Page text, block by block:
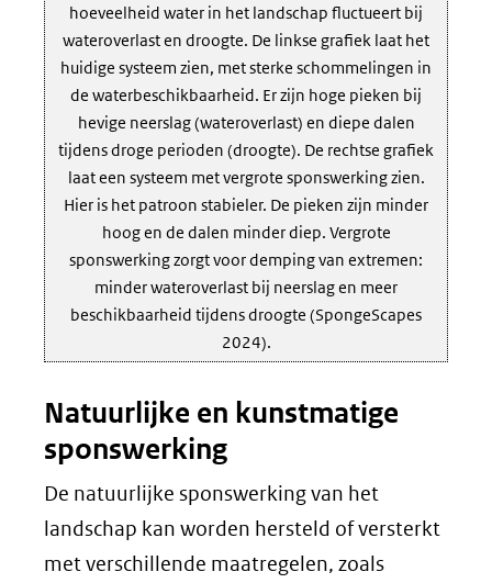
hoeveelheid water in het landschap fluctueert bij
wateroverlast en droogte. De linkse grafiek laat het
huidige systeem zien, met sterke schommelingen in
de waterbeschikbaarheid. Er zijn hoge pieken bij
hevige neerslag (wateroverlast) en diepe dalen
tijdens droge perioden (droogte). De rechtse grafiek
laat een systeem met vergrote sponswerking zien.
Hier is het patroon stabieler. De pieken zijn minder
hoog en de dalen minder diep. Vergrote
sponswerking zorgt voor demping van extremen:
minder wateroverlast bij neerslag en meer
beschikbaarheid tijdens droogte (SpongeScapes
2024).
Natuurlijke en kunstmatige
sponswerking
De natuurlijke sponswerking van het
landschap kan worden hersteld of versterkt
met verschillende maatregelen, zoals